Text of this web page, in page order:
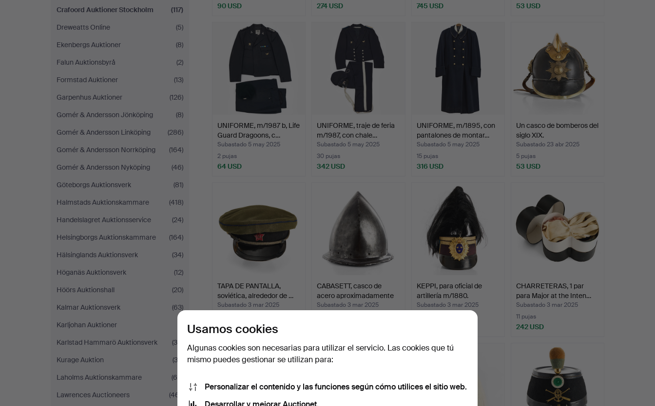
Crafoord Auktioner Stockholm
(117)
Dreweatts Online
(5)
Ekenbergs Auktioner
(8)
Falun Auktionsbyrå
(2)
Formstad Auktioner
(13)
Garpenhus Auktioner
(126)
Gomér & Andersson Jönköping
(8)
Gomér & Andersson Linköping
(286)
Gomér & Andersson Norrköping
(164)
Gomér & Andersson Nyköping
(46)
Göteborgs Auktionsverk
(81)
Halmstads Auktionskammare
(418)
Handelslagret Auktionsservice
(24)
Helsingborgs Auktionskammare
(164)
Hälsinglands Auktionsverk
(34)
Höganäs Auktionsverk
(12)
Höörs Auktionshall
(20)
Kalmar Auktionsverk
(63)
Karljohan Auktioner
Karlstad Hammarö Auktionsverk
(35)
Kurage Auktion
(33)
Laholms Auktionskammare
(64)
Lawrences Auctioneers
(461)
90 USD
274 USD
seleccionado
745 USD 53 USD
UNIFORME, m/1987 b, Life
Guard Dragoons, c…
Subastado 5 may 2025
2 pujas
64 USD
UNIFORME, traje de feria
m/1987, con chale…
Subastado 5 may 2025
30 pujas
342 USD
UNIFORME, m/1895, con
pantalones de montar…
Subastado 5 may 2025
15 pujas
316 USD
Un casco de bomberos del
siglo XIX.
Subastado 23 abr 2025
5 pujas
53 USD
TAPA DE PANTALLA,
soviética, alrededor de …
Subastado 3 mar 2025
106 USD
CABASETT, casco de
acero aproximadamente
1…
Subastado 3 mar 2025
KEPPI, para oficial de
artillería m/1880.
Subastado 3 mar 2025
CHARRETERAS, 1 par
para Major at the Inten…
Subastado 3 mar 2025
11 pujas
242 USD
Usamos cookies
Algunas cookies son necesarias para utilizar el servicio. Las cookies que tú
mismo puedes gestionar se utilizan para:
Personalizar el contenido y las funciones según cómo utilices el sitio web.